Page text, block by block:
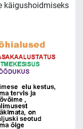
käigushoidmiseks